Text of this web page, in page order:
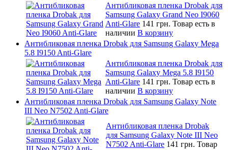
Антибликовая пленка Drobak для
Samsung Galaxy Grand Neo I9060
Anti-Glare 141 грн. Товар есть в
наличии В корзину
Антибликовая пленка Drobak для Samsung Galaxy Mega
5.8 I9150 Anti-Glare
Антибликовая пленка Drobak для
Samsung Galaxy Mega 5.8 I9150
Anti-Glare 141 грн. Товар есть в
наличии В корзину
Антибликовая пленка Drobak для Samsung Galaxy Note
III Neo N7502 Anti-Glare
Антибликовая пленка Drobak
для Samsung Galaxy Note III Neo
N7502 Anti-Glare 141 грн. Товар